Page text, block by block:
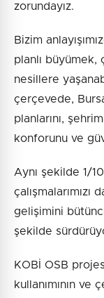
zorundayız.
Bizim
planlı
nesillere
çerçevede,
planlarını,
konforunu ve
Aynı şekilde 1/
gelişimini
şekilde
KOBİ OSB
kullanımının ve